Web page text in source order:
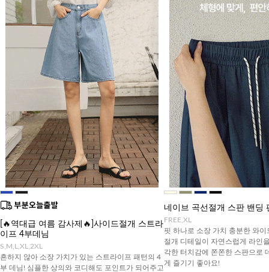
[🔥역대급 여름 감사제🔥]사이드절개 스트라
이프 4부데님
S,M,L,XL,2XL
흔하지 않아 소장 가치가 있는 스트라이프 패턴의 4
부 데님! 심플한 상의와 코디해도 포인트가 되어주고
네이브 곡선절개 스판 밴딩
FREE,XL
핏 하나로 소장 가치 충분한 와
절개 디테일이 자연스럽게 라인
각한 터치감에 쫀쫀한 스판으로
게 즐기기 좋아요!